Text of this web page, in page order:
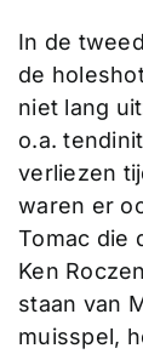
In de
de
niet lang
o.a.
verliezen
waren er
Tomac die
Ken
staan van
muisspel,